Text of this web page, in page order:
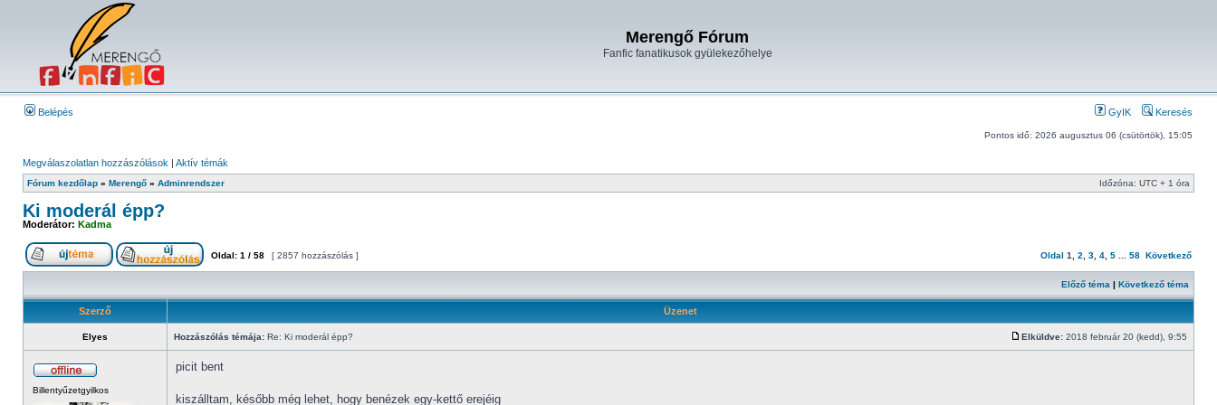
Merengő Fórum
Fanfic fanatikusok gyülekezőhelye
Belépés GyIK Keresés
Pontos idő: 2026 augusztus 06 (csütörtök), 15:05
Megválaszolatlan hozzászólások | Aktív témák
Fórum kezdőlap » Merengő » Adminrendszer Időzóna: UTC + 1 óra
Ki moderál épp?
Moderátor: Kadma
Oldal: 1 / 58 [ 2857 hozzászólás ] Oldal 1 2 3 4 5 58 Következő
Előző téma | Következő téma
Szerző Üzenet
Elyes Hozzászólás témája: Re: Ki moderál épp? Elküldve: 2018 február 20 (kedd), 9:55
Billentyűzetgyilkos
picit bent
kiszálltam, később még lehet, hogy benézek egy-kettő erejéig